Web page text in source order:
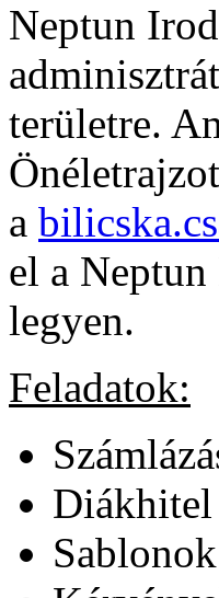
Neptun
területre.
a
el a
legyen.
Feladatok:
Diákhitel